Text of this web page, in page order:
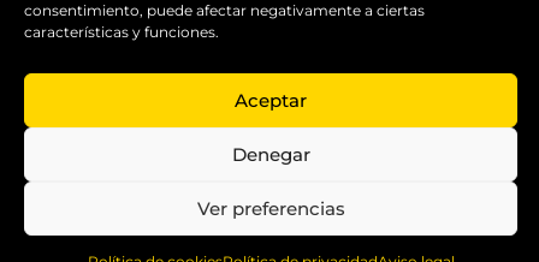
consentimiento, puede afectar negativamente a ciertas
características y funciones.
Aceptar
Denegar
Ver preferencias
garantizando
Copyright ©
FitSport
Solutions